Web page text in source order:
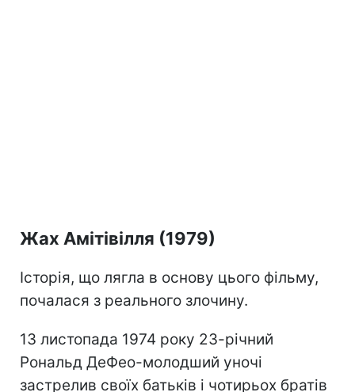
Жах Амітівілля (1979)
Історія, що лягла в основу цього фільму,
почалася з реального злочину.
13 листопада 1974 року 23-річний
Рональд ДеФео-молодший уночі
застрелив своїх батьків і чотирьох братів